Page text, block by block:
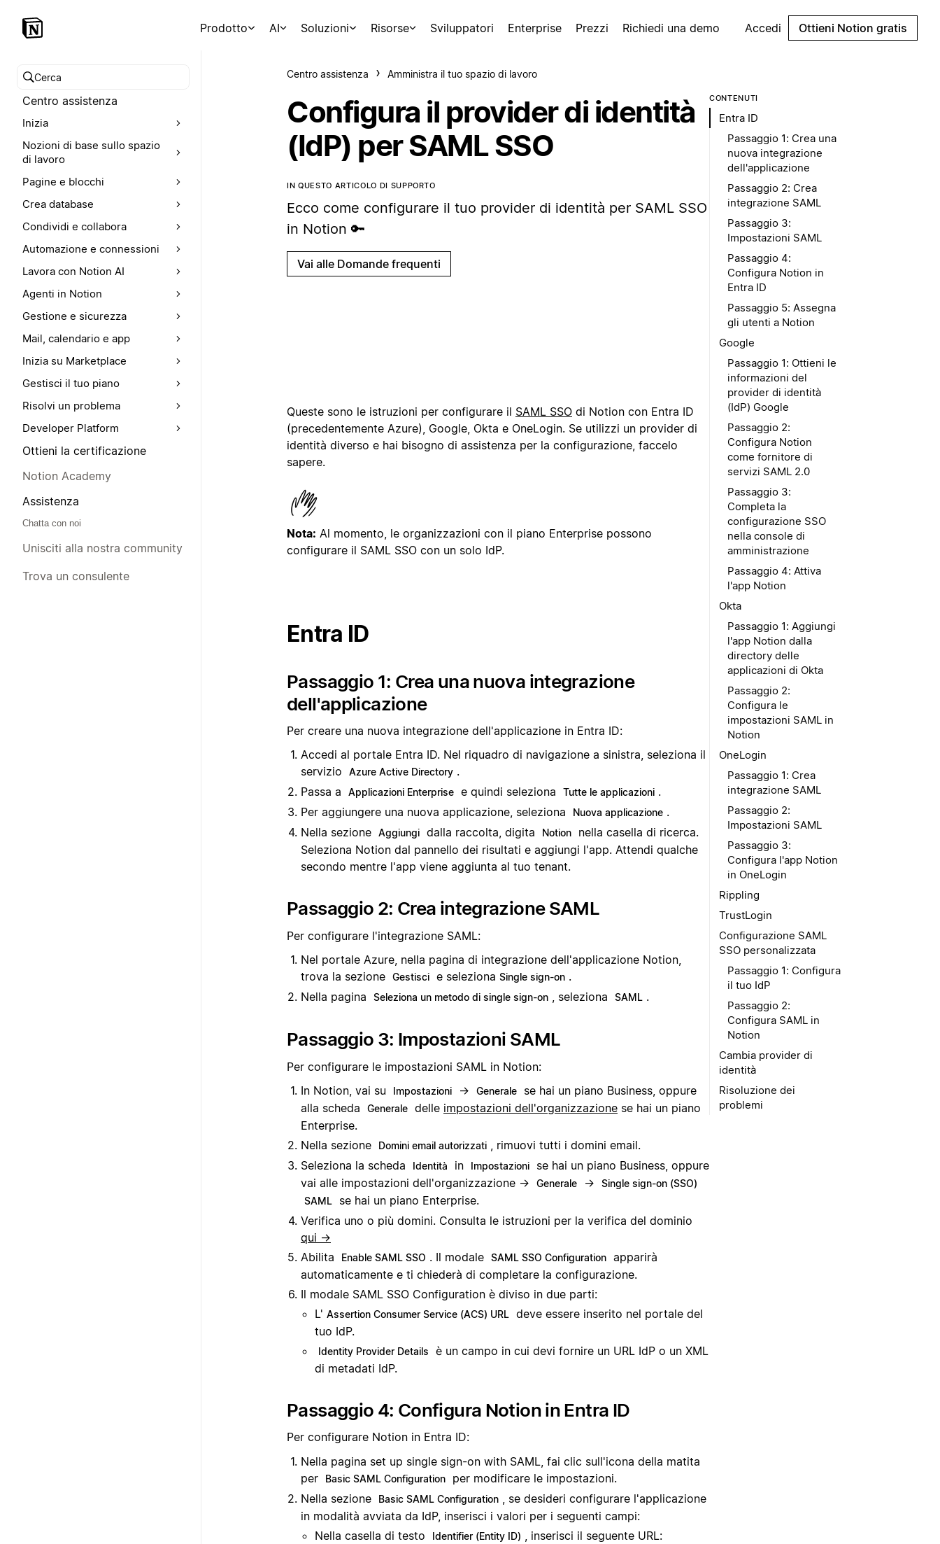
Prodotto AI Soluzioni Risorse Sviluppatori Enterprise Prezzi Richiedi una demo Accedi Ottieni Notion gratis
Cerca nel Centro assistenza
Centro assistenza
Inizia
Nozioni di base sullo spazio
di lavoro
Pagine e blocchi
Crea database
Condividi e collabora
Automazione e connessioni
Lavora con Notion AI
Agenti in Notion
Gestione e sicurezza
Mail, calendario e app
Inizia su Marketplace
Gestisci il tuo piano
Risolvi un problema
Developer Platform
Ottieni la certificazione
Notion Academy
Assistenza
Chatta con noi
Unisciti alla nostra community
Trova un consulente
Centro assistenza Amministra il tuo spazio di lavoro
Configura il provider di identità
(IdP) per SAML SSO
IN QUESTO ARTICOLO DI SUPPORTO
Ecco come configurare il tuo provider di identità per SAML SSO
in Notion 🔑
Vai alle Domande frequenti
Queste sono le istruzioni per configurare il SAML SSO di Notion con Entra ID
(precedentemente Azure), Google, Okta e OneLogin. Se utilizzi un provider di
identità diverso e hai bisogno di assistenza per la configurazione, faccelo
sapere.
Nota: Al momento, le organizzazioni con il piano Enterprise possono
configurare il SAML SSO con un solo IdP.
Entra ID
Passaggio 1: Crea una nuova integrazione
dell'applicazione
Per creare una nuova integrazione dell'applicazione in Entra ID:
Accedi al portale Entra ID. Nel riquadro di navigazione a sinistra, seleziona il
servizio
Azure Active Directory .
Passa a
Applicazioni Enterprise e quindi seleziona Tutte le applicazioni .
Per aggiungere una nuova applicazione, seleziona
Nuova applicazione .
Nella sezione Aggiungi dalla raccolta, digita Notion
nella casella di ricerca.
Seleziona Notion dal pannello dei risultati e aggiungi l'app. Attendi qualche
secondo mentre l'app viene aggiunta al tuo tenant.
Passaggio 2: Crea integrazione SAML
Per configurare l'integrazione SAML:
Nel portale Azure, nella pagina di integrazione dell'applicazione Notion,
trova la sezione Gestisci e seleziona Single sign-on .
Nella pagina
Seleziona un metodo di single sign-on , seleziona SAML .
Passaggio 3: Impostazioni SAML
Per configurare le impostazioni SAML in Notion:
In Notion, vai su
Impostazioni → Generale
se hai un piano Business, oppure
alla scheda
Generale delle impostazioni dell'organizzazione se hai un piano
Enterprise.
Nella sezione
Domini email autorizzati
, rimuovi tutti i domini email.
Seleziona la scheda
Identità in Impostazioni
se hai un piano Business, oppure
vai alle impostazioni dell'organizzazione →
Generale →
Single sign-on (SSO)
SAML
se hai un piano Enterprise.
Verifica uno o più domini. Consulta le istruzioni per la verifica del dominio
qui →
Abilita
Enable SAML SSO . Il modale SAML SSO Configuration apparirà
automaticamente e ti chiederà di completare la configurazione.
Il modale SAML SSO Configuration è diviso in due parti:
L' Assertion Consumer Service (ACS) URL deve essere inserito nel portale del
tuo IdP.
Identity Provider Details
è un campo in cui devi fornire un URL IdP o un XML
di metadati IdP.
Passaggio 4: Configura Notion in Entra ID
Per configurare Notion in Entra ID:
Nella pagina set up single sign-on with SAML, fai clic sull'icona della matita
per
Basic SAML Configuration
per modificare le impostazioni.
Nella sezione
Basic SAML Configuration
, se desideri configurare l'applicazione
in modalità avviata da IdP, inserisci i valori per i seguenti campi:
Nella casella di testo
Identifier (Entity ID) , inserisci il seguente URL:
CONTENUTI
Entra ID
Passaggio 1: Crea una
nuova integrazione
dell'applicazione
Passaggio 2: Crea
integrazione SAML
Passaggio 3:
Impostazioni SAML
Passaggio 4:
Configura Notion in
Entra ID
Passaggio 5: Assegna
gli utenti a Notion
Google
Passaggio 1: Ottieni le
informazioni del
provider di identità
(IdP) Google
Passaggio 2:
Configura Notion
come fornitore di
servizi SAML 2.0
Passaggio 3:
Completa la
configurazione SSO
nella console di
amministrazione
Passaggio 4: Attiva
l'app Notion
Okta
Passaggio 1: Aggiungi
l'app Notion dalla
directory delle
applicazioni di Okta
Passaggio 2:
Configura le
impostazioni SAML in
Notion
OneLogin
Passaggio 1: Crea
integrazione SAML
Passaggio 2:
Impostazioni SAML
Passaggio 3:
Configura l'app Notion
in OneLogin
Rippling
TrustLogin
Configurazione SAML
SSO personalizzata
Passaggio 1: Configura
il tuo IdP
Passaggio 2:
Configura SAML in
Notion
Cambia provider di
identità
Risoluzione dei
problemi